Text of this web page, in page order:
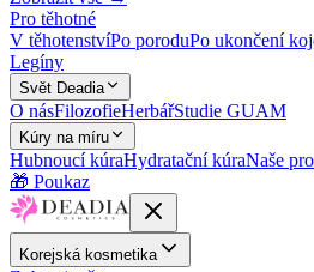
Pro těhotné
V těhotenstvíPo poroduPo ukončení
Legíny
Svět Deadia
O násFilozofieHerbářStudie GUAM
Kúry na míru
Hubnoucí kúraHydratační kúraNaše
🎁 Poukaz
Korejská kosmetika